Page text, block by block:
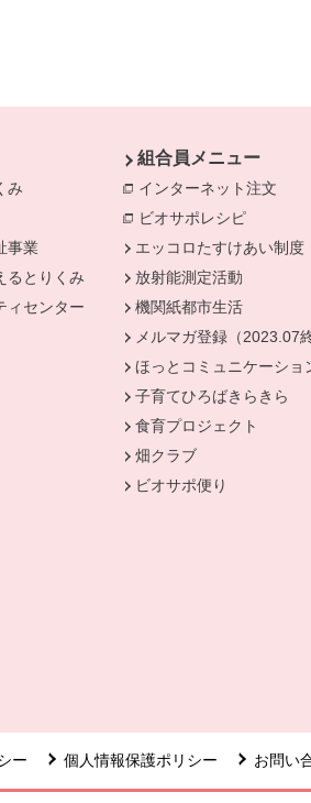
み 別のウィンドウで開きます。
別のウィンドウで開きます。
事業 別のウィンドウで開きます。
るとりくみ 別のウィンドウで開きます。
ィセンター 別のウィンドウで開きます。
組合員メニュー
インターネット注文 別
ビオサポレシピ
エッコロたすけあい制度
放射能測定活動
機関紙都市生活
メルマガ登録（2023.07
ほっとコミュニケーショ
子育てひろばきらきら
食育プロジェクト
畑クラブ
ビオサポ便り
ー 個人情報保護ポリシー お問い